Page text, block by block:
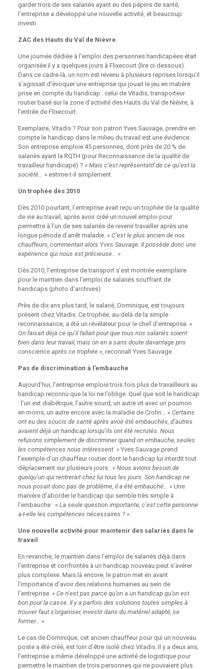
garder trois de ses salariés ayant eu des pépins de santé,
l’entreprise a développé une nouvelle activité, et beaucoup
investi.
ZAC des Hauts du Val de Nièvre.
Une journée dédiée à l’emploi des personnes handicapées était
organisée il y a quelques jours à Flixecourt (lire ci-dessous).
Dans ce cadre-là, un nom est revenu à plusieurs reprises lorsqu’il
s’agissait d’évoquer une entreprise qui jouait le jeu en matière
prise en compte du handicap : celui de Vitadis, transporteur
routier basé sur la zone d’activité des Hauts du Val de Nièvre, à
l’entrée de Flixecourt.
Exemplaire, Vitadis ? Pour son patron Yves Sauvage, prendre en
compte le handicap dans le milieu du travail est une évidence.
Son entreprise emploie 45 personnes, dont près de 20 % de
salariés ayant la RQTH (pour Reconnaissance de la qualité de
travailleur handicapé) ? «Mais c’est représentatif de ce qu’est la
société…
» estime-t-il simplement.
Un trophée dès 2010
Dès 2010 pourtant, l’entreprise avait reçu un trophée de la qualité
de vie au travail, après avoir créé un nouvel emploi pour
permettre à l’un de ses salariés de revenir travailler après une
longue période d’arrêt maladie. «C’est le plus ancien de nos
chauffeurs, commentait alors Yves Sauvage. Il possède donc une
expérience qui nous est précieuse…
»
Dès 2010, l’entreprise de transport s’est montrée exemplaire
pour le maintien dans l’emploi de salariés souffrant de
handicaps (photo d’archives)
Près de dix ans plus tard, le salarié, Dominique, est toujours
présent chez Vitadis. Ce trophée, au-delà de la simple
reconnaissance, a été un révélateur pour le chef d’entreprise. «
On faisait déjà ce qu’il fallait pour que tous nos salariés soient
bien dans leur travail, mais on en a sans doute davantage pris
conscience après ce trophée », reconnaît Yves Sauvage.
Pas de discrimination à l’embauche
Aujourd’hui, l’entreprise emploie trois fois plus de travailleurs au
handicap reconnu que la loi ne l’oblige. Quel que soit le handicap
: l’un est diabétique, l’autre sourd, un autre vit avec un poumon
en moins, un autre encore avec la maladie de Crohn… «Certains
ont eu des soucis de santé après avoir été embauchés, d’autres
avaient déjà un handicap lorsqu’ils ont été recrutés. Nous
refusons simplement de discriminer quand on embauche, seules
les compétences nous intéressent. » Yves Sauvage prend
l’exemple d’un chauffeur routier dont le handicap lui interdit tout
déplacement sur plusieurs jours : «Nous avions besoin de
quelqu’un qui rentrerait chez lui tous les jours. Son handicap ne
nous posait donc pas de problème, il a été embauché…
» Une
manière d’aborder le handicap qui semble très simple à
l’embauche : «La seule question importante, c’est cette personne
a-t-elle les compétences nécessaires ? ».
Une nouvelle activité pour maintenir des salariés dans le
travail
En revanche, le maintien dans l’emploi de salariés déjà dans
l’entreprise et confrontés à un handicap nouveau peut s’avérer
plus complexe. Mais là encore, le patron met en avant
l’importance d’avoir des relations humaines au sein de
l’entreprise. «Ce n’est pas parce qu’on a un handicap qu’on est
bon pour la casse. Il y a parfois des solutions toutes simples à
trouver faut s’organiser, investir dans du matériel adapté, se
former…
»
Le cas de Dominique, cet ancien chauffeur pour qui un nouveau
poste a été créé, est loin d’être isolé chez Vitadis. Il y a deux ans,
l’entreprise a même développé une activité de logistique pour
permettre le maintien de trois personnes qui ne pouvaient plus